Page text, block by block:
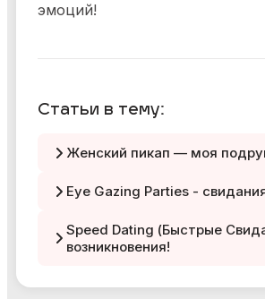
эмоций!
Статьи в тему:
Женский пикап — моя
Eye Gazing Parties -
Speed Dating (Быстрые
возникновения!